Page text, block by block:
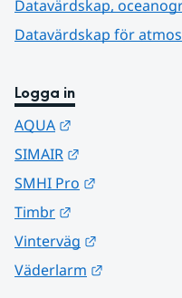
Datavärdskap,
Datavärdskap för
Logga in
AQUA
SIMAIR
SMHI Pro
Timbr
Vinterväg
Väderlarm